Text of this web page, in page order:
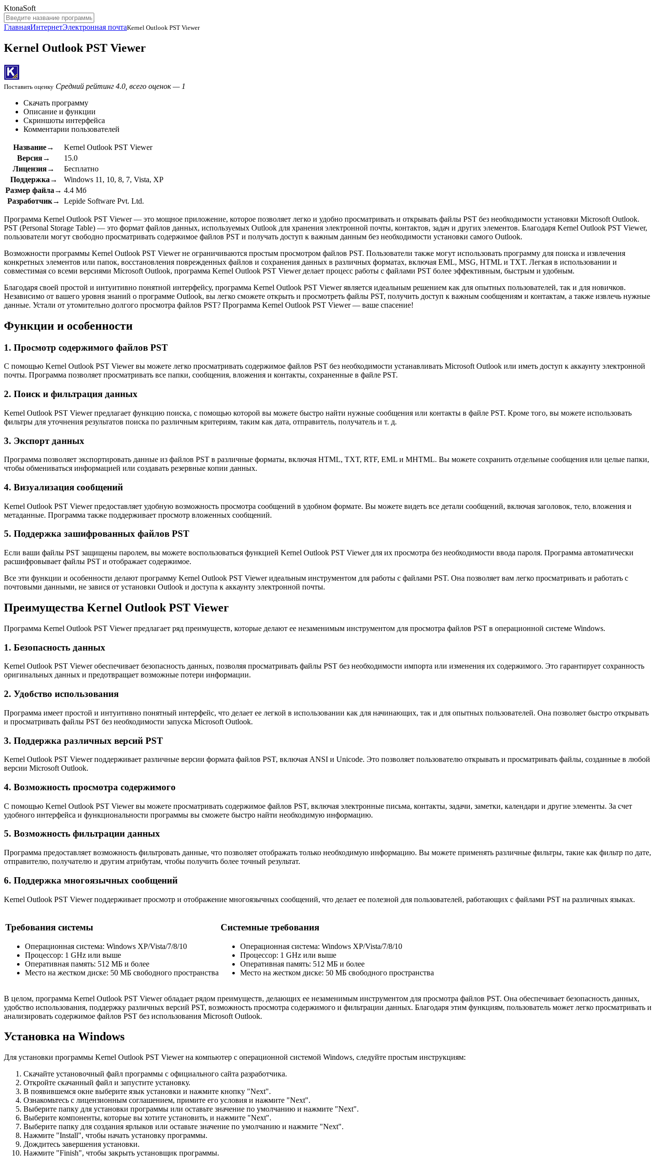
KtonaSoft
ГлавнаяИнтернетЭлектронная почтаKernel Outlook PST Viewer
Kernel Outlook PST Viewer
Поставить оценку Средний рейтинг 4.0, всего оценок — 1
Скачать программу
Описание и функции
Скриншоты интерфейса
Комментарии пользователей
Название→
Kernel Outlook PST Viewer
Версия→
15.0
Лицензия→
Бесплатно
Поддержка→
Windows 11, 10, 8, 7, Vista, XP
Размер файла→ 4.4 Мб
Разработчик→
Lepide Software Pvt. Ltd.
Программа Kernel Outlook PST Viewer — это мощное приложение, которое позволяет легко и удобно просматривать и открывать файлы PST без необходимости установки Microsoft Outlook.
PST (Personal Storage Table) — это формат файлов данных, используемых Outlook для хранения электронной почты, контактов, задач и других элементов. Благодаря Kernel Outlook PST Viewer,
пользователи могут свободно просматривать содержимое файлов PST и получать доступ к важным данным без необходимости установки самого Outlook.
Возможности программы Kernel Outlook PST Viewer не ограничиваются простым просмотром файлов PST. Пользователи также могут использовать программу для поиска и извлечения
конкретных элементов или папок, восстановления поврежденных файлов и сохранения данных в различных форматах, включая EML, MSG, HTML и TXT. Легкая в использовании и
совместимая со всеми версиями Microsoft Outlook, программа Kernel Outlook PST Viewer делает процесс работы с файлами PST более эффективным, быстрым и удобным.
Благодаря своей простой и интуитивно понятной интерфейсу, программа Kernel Outlook PST Viewer является идеальным решением как для опытных пользователей, так и для новичков.
Независимо от вашего уровня знаний о программе Outlook, вы легко сможете открыть и просмотреть файлы PST, получить доступ к важным сообщениям и контактам, а также извлечь нужные
данные. Устали от утомительно долгого просмотра файлов PST? Программа Kernel Outlook PST Viewer — ваше спасение!
Функции и особенности
1. Просмотр содержимого файлов PST
С помощью Kernel Outlook PST Viewer вы можете легко просматривать содержимое файлов PST без необходимости устанавливать Microsoft Outlook или иметь доступ к аккаунту электронной
почты. Программа позволяет просматривать все папки, сообщения, вложения и контакты, сохраненные в файле PST.
2. Поиск и фильтрация данных
Kernel Outlook PST Viewer предлагает функцию поиска, с помощью которой вы можете быстро найти нужные сообщения или контакты в файле PST. Кроме того, вы можете использовать
фильтры для уточнения результатов поиска по различным критериям, таким как дата, отправитель, получатель и т. д.
3. Экспорт данных
Программа позволяет экспортировать данные из файлов PST в различные форматы, включая HTML, TXT, RTF, EML и MHTML. Вы можете сохранить отдельные сообщения или целые папки,
чтобы обмениваться информацией или создавать резервные копии данных.
4. Визуализация сообщений
Kernel Outlook PST Viewer предоставляет удобную возможность просмотра сообщений в удобном формате. Вы можете видеть все детали сообщений, включая заголовок, тело, вложения и
метаданные. Программа также поддерживает просмотр вложенных сообщений.
5. Поддержка зашифрованных файлов PST
Если ваши файлы PST защищены паролем, вы можете воспользоваться функцией Kernel Outlook PST Viewer для их просмотра без необходимости ввода пароля. Программа автоматически
расшифровывает файлы PST и отображает содержимое.
Все эти функции и особенности делают программу Kernel Outlook PST Viewer идеальным инструментом для работы с файлами PST. Она позволяет вам легко просматривать и работать с
почтовыми данными, не завися от установки Outlook и доступа к аккаунту электронной почты.
Преимущества Kernel Outlook PST Viewer
Программа Kernel Outlook PST Viewer предлагает ряд преимуществ, которые делают ее незаменимым инструментом для просмотра файлов PST в операционной системе Windows.
1. Безопасность данных
Kernel Outlook PST Viewer обеспечивает безопасность данных, позволяя просматривать файлы PST без необходимости импорта или изменения их содержимого. Это гарантирует сохранность
оригинальных данных и предотвращает возможные потери информации.
2. Удобство использования
Программа имеет простой и интуитивно понятный интерфейс, что делает ее легкой в использовании как для начинающих, так и для опытных пользователей. Она позволяет быстро открывать
и просматривать файлы PST без необходимости запуска Microsoft Outlook.
3. Поддержка различных версий PST
Kernel Outlook PST Viewer поддерживает различные версии формата файлов PST, включая ANSI и Unicode. Это позволяет пользователю открывать и просматривать файлы, созданные в любой
версии Microsoft Outlook.
4. Возможность просмотра содержимого
С помощью Kernel Outlook PST Viewer вы можете просматривать содержимое файлов PST, включая электронные письма, контакты, задачи, заметки, календари и другие элементы. За счет
удобного интерфейса и функциональности программы вы сможете быстро найти необходимую информацию.
5. Возможность фильтрации данных
Программа предоставляет возможность фильтровать данные, что позволяет отображать только необходимую информацию. Вы можете применять различные фильтры, такие как фильтр по дате,
отправителю, получателю и другим атрибутам, чтобы получить более точный результат.
6. Поддержка многоязычных сообщений
Kernel Outlook PST Viewer поддерживает просмотр и отображение многоязычных сообщений, что делает ее полезной для пользователей, работающих с файлами PST на различных языках.
Требования системы
Операционная система: Windows XP/Vista/7/8/10
Процессор: 1 GHz или выше
Оперативная память: 512 МБ и более
Место на жестком диске: 50 МБ свободного пространства
Системные требования
Операционная система: Windows XP/Vista/7/8/10
Процессор: 1 GHz или выше
Оперативная память: 512 МБ и более
Место на жестком диске: 50 МБ свободного пространства
В целом, программа Kernel Outlook PST Viewer обладает рядом преимуществ, делающих ее незаменимым инструментом для просмотра файлов PST. Она обеспечивает безопасность данных,
удобство использования, поддержку различных версий PST, возможность просмотра содержимого и фильтрации данных. Благодаря этим функциям, пользователь может легко просматривать и
анализировать содержимое файлов PST без использования Microsoft Outlook.
Установка на Windows
Для установки программы Kernel Outlook PST Viewer на компьютер с операционной системой Windows, следуйте простым инструкциям:
Скачайте установочный файл программы с официального сайта разработчика.
Откройте скачанный файл и запустите установку.
В появившемся окне выберите язык установки и нажмите кнопку "Next".
Ознакомьтесь с лицензионным соглашением, примите его условия и нажмите "Next".
Выберите папку для установки программы или оставьте значение по умолчанию и нажмите "Next".
Выберите компоненты, которые вы хотите установить, и нажмите "Next".
Выберите папку для создания ярлыков или оставьте значение по умолчанию и нажмите "Next".
Нажмите "Install", чтобы начать установку программы.
Дождитесь завершения установки.
Нажмите "Finish", чтобы закрыть установщик программы.